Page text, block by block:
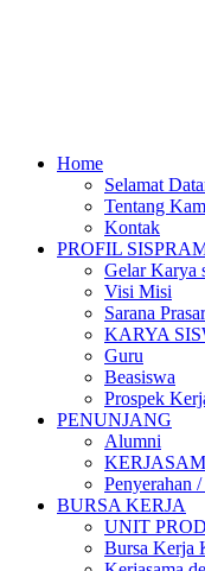
Home
Selamat
Tentang
Kontak
PROFIL
Gelar Karya
Visi Misi
Sarana
KARYA
Guru
Beasiswa
Prospek
PENUNJANG
Alumni
Penyerahan
BURSA KERJA
UNIT
Bursa Kerja